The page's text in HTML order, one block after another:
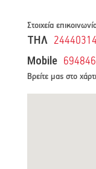
Στοιχεία
ΤΗΛ
Mobile
Βρείτε μας στο